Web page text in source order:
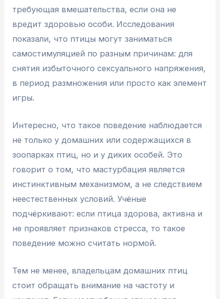
требующая вмешательства, если она не
вредит здоровью особи. Исследования
показали, что птицы могут заниматься
самостимуляцией по разным причинам: для
снятия избыточного сексуального напряжения,
в период размножения или просто как элемент
игры.
Интересно, что такое поведение наблюдается
не только у домашних или содержащихся в
зоопарках птиц, но и у диких особей. Это
говорит о том, что мастурбация является
инстинктивным механизмом, а не следствием
неестественных условий. Учёные
подчёркивают: если птица здорова, активна и
не проявляет признаков стресса, то такое
поведение можно считать нормой.
Тем не менее, владельцам домашних птиц
стоит обращать внимание на частоту и